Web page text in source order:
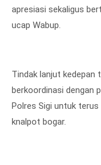
apresiasi sekaligus
ucap Wabup.
Tindak lanjut kedepan
berkoordinasi dengan
Polres Sigi untuk
knalpot bogar.